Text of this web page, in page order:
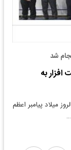
شد
افزار به
میلاد پیامبر اعظم